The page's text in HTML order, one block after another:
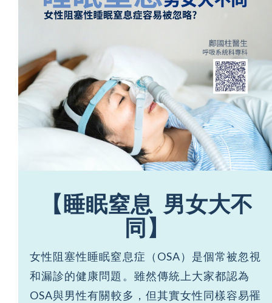
【睡眠窒息 男女大不
同】
女性阻塞性睡眠窒息症（OSA）是個常被忽視
和漏診的健康問題。雖然傳統上大家都認為
OSA與男性有關較多，但其實女性同樣容易罹